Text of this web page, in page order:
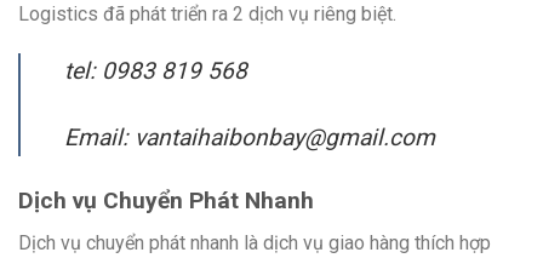
Logistics đã phát triển ra 2 dịch vụ riêng biệt.
tel: 0983 819 568
Email: vantaihaibonbay@gmail.com
Dịch vụ Chuyển Phát Nhanh
Dịch vụ chuyển phát nhanh là dịch vụ giao hàng thích hợp